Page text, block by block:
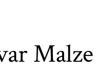
Malze